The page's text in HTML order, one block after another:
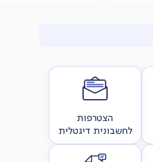
הצטרפות
לחשבונית דיגטלית